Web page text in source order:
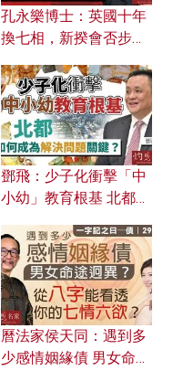
孔永樂博士：英國十年
換七相，新揆會否步前
濟為何仍然低迷？
鄧飛：少子化衝擊「中
小幼」教育根基 北都如
曆法家侯天同：遇到多
少感情姻緣債 男女命途